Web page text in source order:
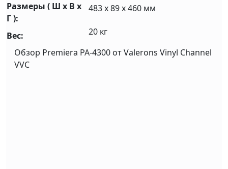
Размеры ( Ш x В x
Г ):
483 х 89 x 460 мм
Вес:
20 кг
Обзор Premiera PA-4300 от Valerons Vinyl Channel
VVC